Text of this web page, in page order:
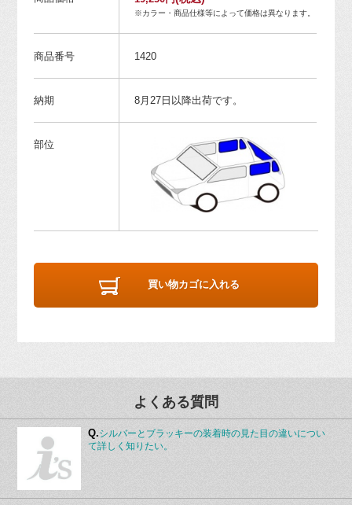
※カラー・商品仕様等によって価格は異なります。
商品番号 1420
納期 8月27日以降出荷です。
部位
買い物カゴに入れる
よくある質問
Q.シルバーとブラッキーの装着時の見た目の違いについ
て詳しく知りたい。